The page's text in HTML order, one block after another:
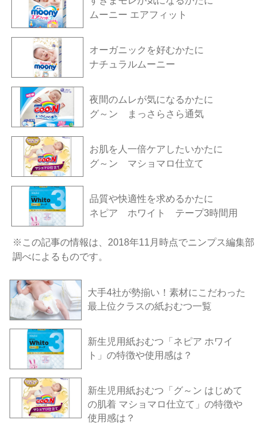
ムーニー エアフィット
オーガニックを好むかたに
ナチュラルムーニー
夜間のムレが気になるかたに
グ～ン まっさらさら通気
お肌を人一倍ケアしたいかたに
グ～ン マショマロ仕立て
品質や快適性を求めるかたに
ネピア ホワイト テープ3時間用
※この記事の情報は、2018年11月時点でニンプス編集部
調べによるものです。
大手4社が勢揃い！素材にこだわった
最上位クラスの紙おむつ一覧
新生児用紙おむつ「ネピア ホワイ
ト」の特徴や使用感は？
新生児用紙おむつ「グ～ン はじめて
の肌着 マショマロ仕立て」の特徴や
使用感は？